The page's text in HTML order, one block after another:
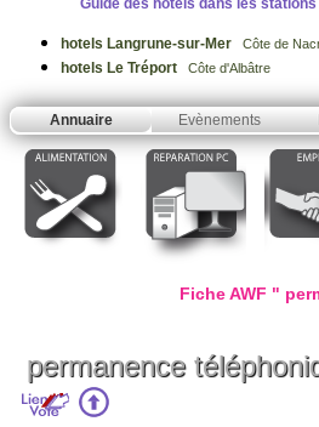
Guide des hôtels dans les
hotels Langrune-sur-Mer Côte de
hotels Le Tréport Côte d'Albâtre
Annuaire Evènements
Fiche AWF "
permanence